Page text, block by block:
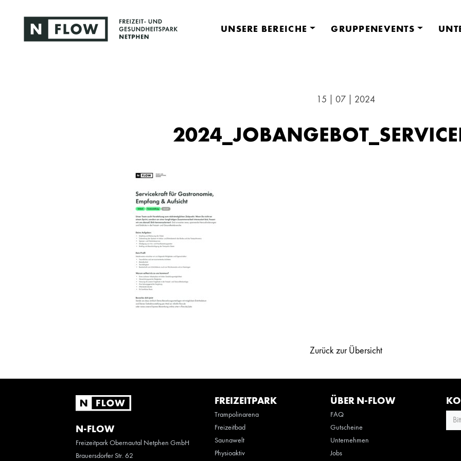
UNSERE BEREICHE GRUPPENEVENTS
15 | 07 | 2024
Zurück zur Übersicht
N-FLOW
Freizeitpark Obernautal Netphen GmbH
Brauersdorfer Str. 62
FREIZEITPARK
Trampolinarena
Freizeitbad
Saunawelt
Physioaktiv
ÜBER N-FLOW
FAQ
Gutscheine
Unternehmen
Jobs